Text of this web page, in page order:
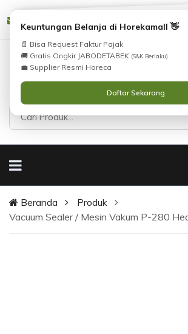
(021) 38783380
Keuntungan Belanja di Horekamall 👋
📄 Bisa Request Faktur Pajak
🚚 Gratis Ongkir JABODETABEK (S&K Berlaku)
💼 Supplier Resmi Horeca
Daftar Sekarang
Beranda
Produk
Vacuum Sealer / Mesin Vakum P-280
i Silahkan lihatKatalog
Hubungi Kami